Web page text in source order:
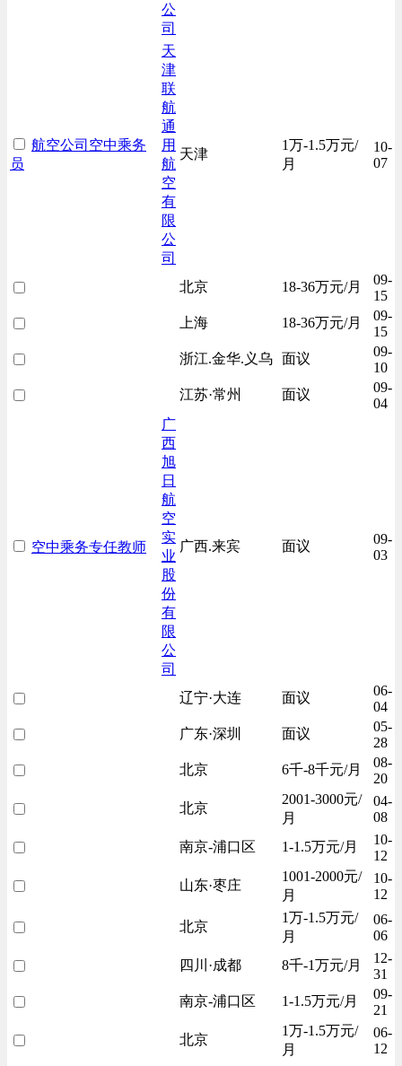
公
司
航空公司空中乘务
员
天
津
联
航
通
用
航
空
有
限
公
司
天津
1万-1.5万元/
月
10-
07
北京 18-36万元/月
09-
15
上海
18-36万元/月
09-
15
浙江.金华.义乌 面议
09-
10
江苏·常州
面议
09-
04
空中乘务专任教师
广
西
旭
日
航
空
实
业
股
份
有
限
公
司
广西.来宾 面议
09-
03
辽宁·大连 面议
06-
04
广东·深圳
面议
05-
28
北京
6千-8千元/月
08-
20
北京
2001-3000元/
月
04-
08
南京-浦口区
1-1.5万元/月
10-
12
山东·枣庄
1001-2000元/
月
10-
12
北京
1万-1.5万元/
月
06-
06
四川·成都
8千-1万元/月
12-
31
南京-浦口区
1-1.5万元/月
09-
21
北京
1万-1.5万元/
月
06-
12